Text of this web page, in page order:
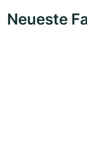
Neueste